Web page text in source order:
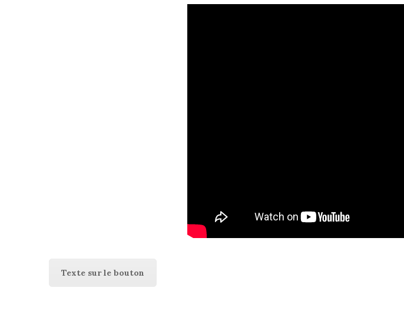
Texte sur le bouton